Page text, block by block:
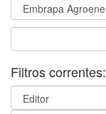
Filtros correntes: